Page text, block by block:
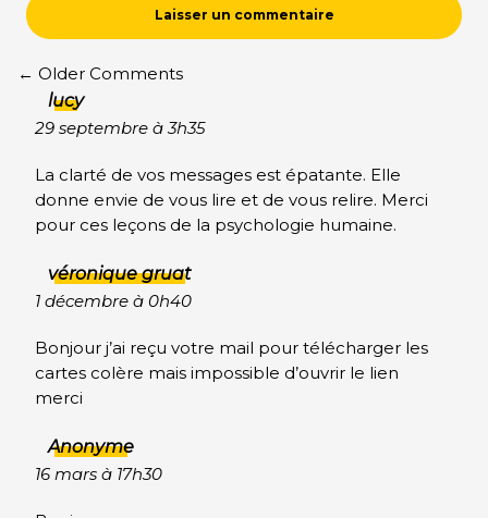
lucy
29 septembre à 3h35
La clarté de vos messages est épatante. Elle
donne envie de vous lire et de vous relire. Merci
pour ces leçons de la psychologie humaine.
véronique gruat
1 décembre à 0h40
Bonjour j’ai reçu votre mail pour télécharger les
cartes colère mais impossible d’ouvrir le lien
merci
Anonyme
16 mars à 17h30
NAVIGATION
← Older Comments